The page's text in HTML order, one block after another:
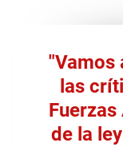
"Vamos
las
de la